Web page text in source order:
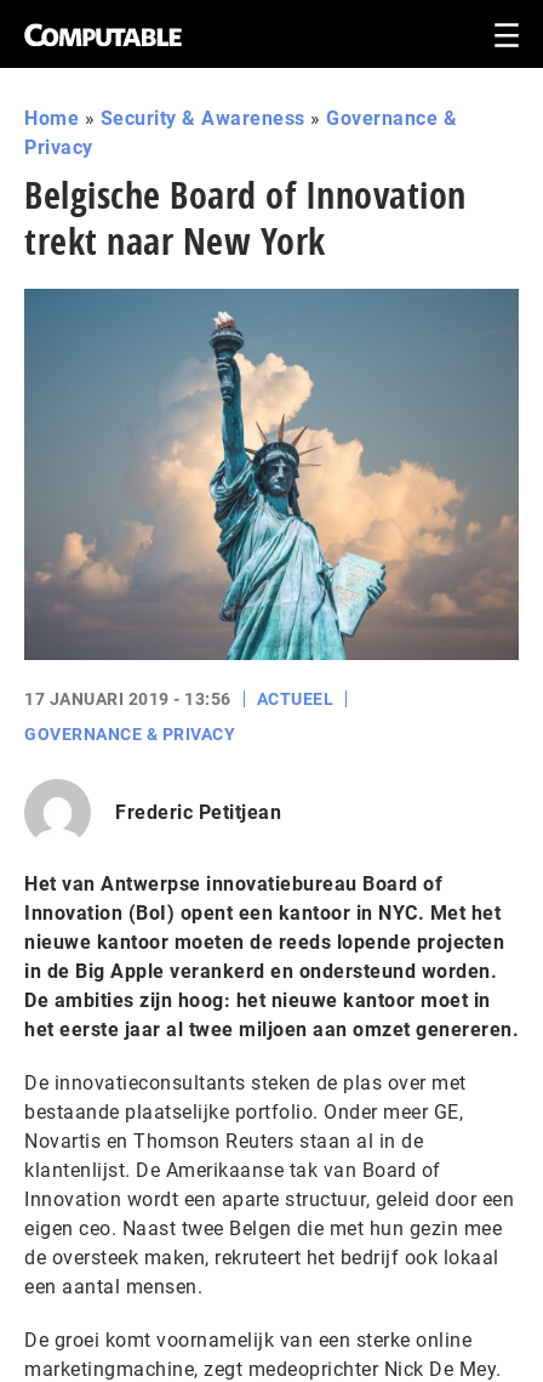
Home » Security & Awareness » Governance &
Privacy
Belgische Board of Innovation
trekt naar New York
17 JANUARI 2019 - 13:56
ACTUEEL
GOVERNANCE & PRIVACY
Frederic Petitjean
Het van Antwerpse innovatiebureau Board of
Innovation (BoI) opent een kantoor in NYC. Met het
nieuwe kantoor moeten de reeds lopende projecten
in de Big Apple verankerd en ondersteund worden.
De ambities zijn hoog: het nieuwe kantoor moet in
het eerste jaar al twee miljoen aan omzet genereren.
De innovatieconsultants steken de plas over met
bestaande plaatselijke portfolio. Onder meer GE,
Novartis en Thomson Reuters staan al in de
klantenlijst. De Amerikaanse tak van Board of
Innovation wordt een aparte structuur, geleid door een
eigen ceo. Naast twee Belgen die met hun gezin mee
de oversteek maken, rekruteert het bedrijf ook lokaal
een aantal mensen.
De groei komt voornamelijk van een sterke online
marketingmachine, zegt medeoprichter Nick De Mey.